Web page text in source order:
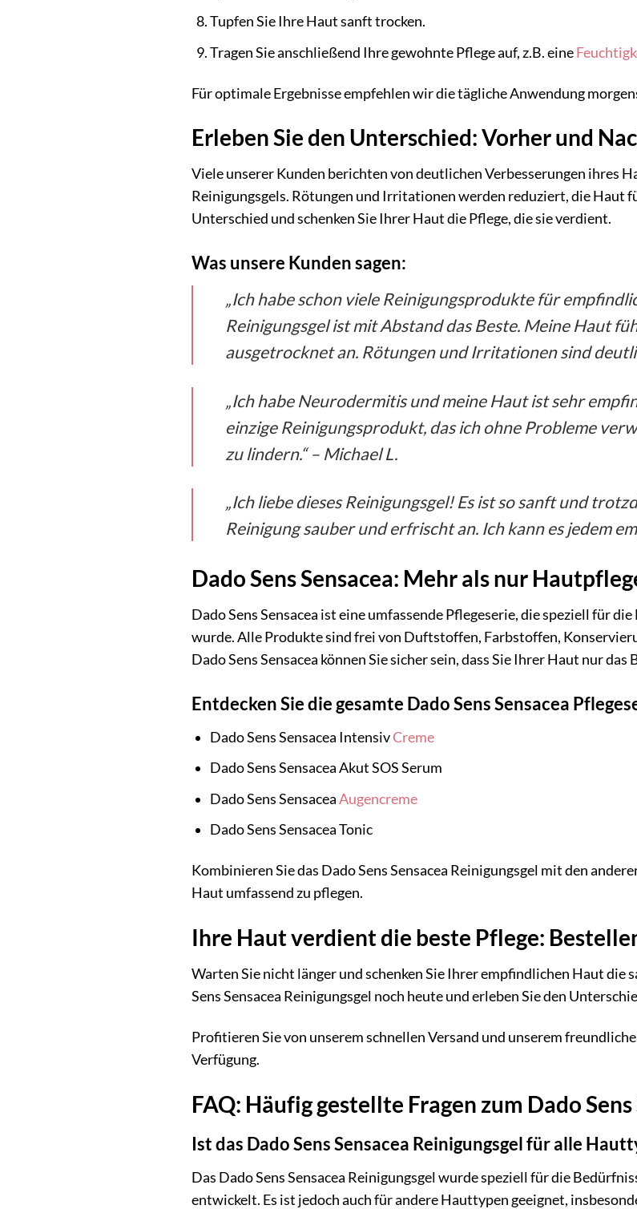
Tupfen Sie Ihre Haut sanft trocken.
Tragen Sie anschließend Ihre gewohnte Pflege auf, z.B. eine
Für optimale Ergebnisse empfehlen wir die tägliche Anwendung
Erleben Sie den Unterschied: Vorher und
Viele unserer Kunden berichten von deutlichen Verbesserungen ihres
Reinigungsgels. Rötungen und Irritationen werden reduziert, die Haut
Unterschied und schenken Sie Ihrer Haut die Pflege, die sie verdient.
Was unsere Kunden sagen:
„Ich habe schon viele Reinigungsprodukte für
Reinigungsgel ist mit Abstand das Beste. Meine Haut
ausgetrocknet an. Rötungen und Irritationen sind
„Ich habe Neurodermitis und meine Haut ist sehr
einzige Reinigungsprodukt, das ich ohne Probleme
zu lindern.“ – Michael L.
„Ich liebe dieses Reinigungsgel! Es ist so sanft und
Reinigung sauber und erfrischt an. Ich kann es jedem
Dado Sens Sensacea: Mehr als nur
Dado Sens Sensacea ist eine umfassende Pflegeserie, die speziell für
wurde. Alle Produkte sind frei von Duftstoffen, Farbstoffen,
Dado Sens Sensacea können Sie sicher sein, dass Sie Ihrer Haut nur das
Entdecken Sie die gesamte Dado Sens Sensacea
Dado Sens Sensacea IntensivCreme
Dado Sens Sensacea Akut SOS Serum
Dado Sens SensaceaAugencreme
Dado Sens Sensacea Tonic
Kombinieren Sie das Dado Sens Sensacea Reinigungsgel mit den
Haut umfassend zu pflegen.
Ihre Haut verdient die beste Pflege:
Warten Sie nicht länger und schenken Sie Ihrer empfindlichen Haut
Sens Sensacea Reinigungsgel noch heute und erleben Sie den
Profitieren Sie von unserem schnellen Versand und unserem
Verfügung.
FAQ: Häufig gestellte Fragen zum Dado
Ist das Dado Sens Sensacea Reinigungsgel für alle
Das Dado Sens Sensacea Reinigungsgel wurde speziell für die
entwickelt. Es ist jedoch auch für andere Hauttypen geeignet,